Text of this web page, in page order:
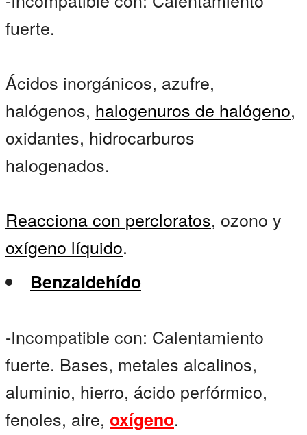
fuerte.
Ácidos inorgánicos, azufre,
halógenos, halogenuros de halógeno,
oxidantes, hidrocarburos
halogenados.
Reacciona con percloratos, ozono y
oxígeno líquido.
Benzaldehído
-Incompatible con: Calentamiento
fuerte. Bases, metales alcalinos,
aluminio, hierro, ácido perfórmico,
fenoles, aire, oxígeno.